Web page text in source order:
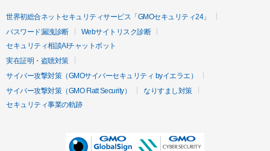
世界初総合ネットセキュリティサービス「GMOセキュリティ24」
パスワード漏洩診断
Webサイトリスク診断
セキュリティ相談AIチャットボット
実在証明・盗聴対策
サイバー攻撃対策（GMOサイバーセキュリティ byイエラエ）
サイバー攻撃対策（GMO Flatt Security）
なりすまし対策
セキュリティ事業の軌跡